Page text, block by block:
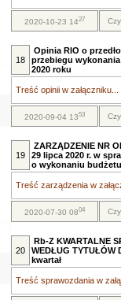
2020-10-23 1427
18
Opinia RIO o
przebiegu
2020 roku
Treść opinii w załączniku...
2020-09-04 1353
19
ZARZĄDZENIE NR
29 lipca 2020 r. w
o wykonaniu budżetu
Treść zarządzenia w
2020-07-30 0804
20
Rb-Z KWARTALNE
WEDŁUG TYTUŁÓW
kwartał
Treść sprawozdania w